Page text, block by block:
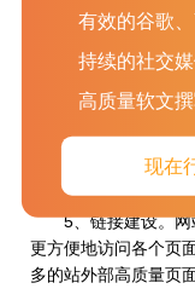
洁，越容易被搜索引
3、适合移动设备
要快。
4、关键词布局合
关键词的合理布局，
5、链接建设。网站
更方便地访问各个页
多的站外部高质量页
有效的谷歌
持续的社交
高质量软文
现在